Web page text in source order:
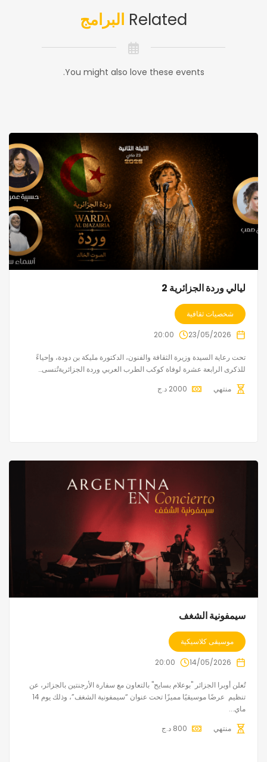
Related البرامج
You might also love these events.
ليالي وردة الجزائرية 2
شخصيات ثقافية
23/05/2026
20:00
تحت رعاية السيدة وزيرة الثقافة والفنون، الدكتورة مليكة بن دودة، وإحياءً
للذكرى الرابعة عشرة لوفاة كوكب الطرب العربي وردة الجزائريةتُنسى…
منتهي
2000 د.ج
سيمفونية الشغف
موسيقى كلاسيكية
14/05/2026
20:00
تُعلن أوبرا الجزائر "بوعلام بسايح" بالتعاون مع سفارة الأرجنتين بالجزائر، عن
تنظيم عرضًا موسيقيًا مميزًا تحت عنوان “سيمفونية الشغف”، وذلك يوم 14
ماي...
منتهي
800 د.ج